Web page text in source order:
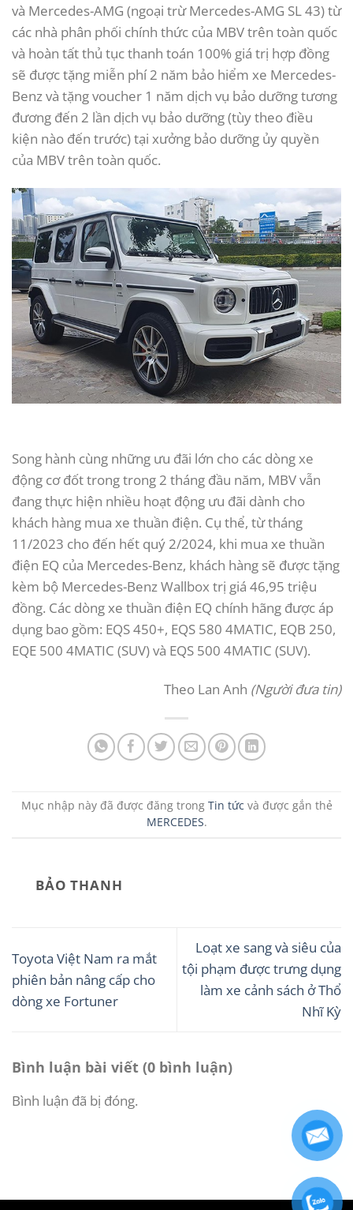
và Mercedes-AMG (ngoại trừ Mercedes-AMG SL 43) từ
các nhà phân phối chính thức của MBV trên toàn quốc
và hoàn tất thủ tục thanh toán 100% giá trị hợp đồng
sẽ được tặng miễn phí 2 năm bảo hiểm xe Mercedes-
Benz và tặng voucher 1 năm dịch vụ bảo dưỡng tương
đương đến 2 lần dịch vụ bảo dưỡng (tùy theo điều
kiện nào đến trước) tại xưởng bảo dưỡng ủy quyền
của MBV trên toàn quốc.
Song hành cùng những ưu đãi lớn cho các dòng xe
động cơ đốt trong trong 2 tháng đầu năm, MBV vẫn
đang thực hiện nhiều hoạt động ưu đãi dành cho
khách hàng mua xe thuần điện. Cụ thể, từ tháng
11/2023 cho đến hết quý 2/2024, khi mua xe thuần
điện EQ của Mercedes-Benz, khách hàng sẽ được tặng
kèm bộ Mercedes-Benz Wallbox trị giá 46,95 triệu
đồng. Các dòng xe thuần điện EQ chính hãng được áp
dụng bao gồm: EQS 450+, EQS 580 4MATIC, EQB 250,
EQE 500 4MATIC (SUV) và EQS 500 4MATIC (SUV).
Theo Lan Anh (Người đưa tin)
Mục nhập này đã được đăng trong Tin tức và được gắn thẻ
MERCEDES.
BẢO THANH
Toyota Việt Nam ra mắt
phiên bản nâng cấp cho
dòng xe Fortuner
Loạt xe sang và siêu của
tội phạm được trưng dụng
làm xe cảnh sách ở Thổ
Nhĩ Kỳ
Bình luận bài viết (0 bình luận)
Bình luận đã bị đóng.